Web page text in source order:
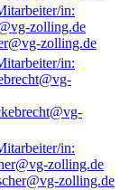
zolling.de
zolling.de